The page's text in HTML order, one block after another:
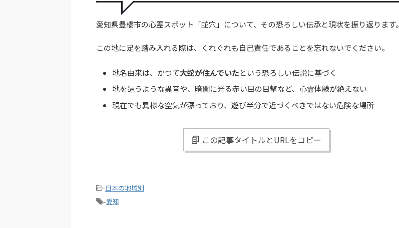
愛知県豊橋市の心霊スポット「蛇穴」について、その恐ろしい伝承と現状を振り返ります。
この地に足を踏み入れる際は、くれぐれも自己責任であることを忘れないでください。
地名由来は、かつて大蛇が住んでいたという恐ろしい伝説に基づく
地を這うような異音や、暗闇に光る赤い目の目撃など、心霊体験が絶えない
現在でも異様な空気が漂っており、遊び半分で近づくべきではない危険な場所
この記事タイトルとURLをコピー
-日本の地域別
-愛知